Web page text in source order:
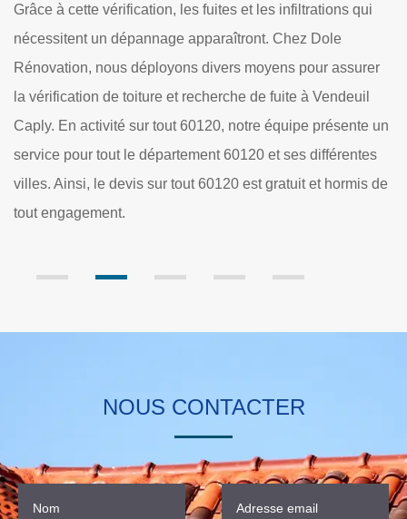
supplémentaires. En fait, les détections et les réparations
de manière rapide des fuites sont nécessaires pour éviter
les infiltrations d'eau dans les structures du bâtiment. Les
travaux sont indispensables, mais ils sont très difficiles à
cause de la technicité et l'usage de matériels sophistiqués.
Ainsi, il est très important de contacter des experts pour les
réaliser. Dole Rénovation se charge des opérations et il
faut remarquer qu'il établit un devis gratuit et sans
NOUS CONTACTER